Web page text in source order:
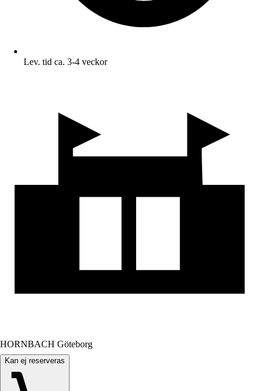
Lev. tid ca. 3-4 veckor
HORNBACH Göteborg
Kan ej reserveras